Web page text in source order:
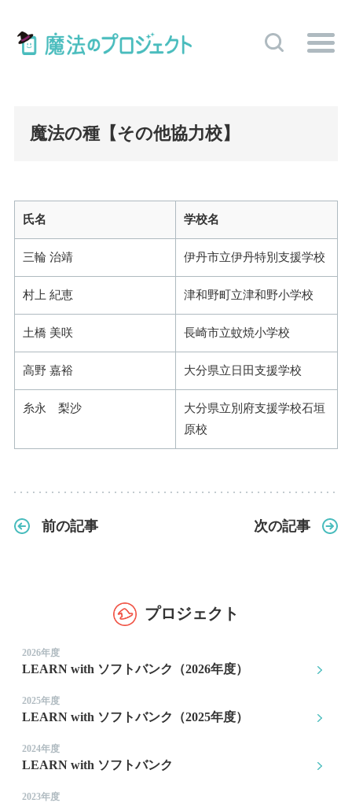
魔法の種【その他協力校】
氏名 学校名
三輪 治靖 伊丹市立伊丹特別支援学校
村上 紀恵 津和野町立津和野小学校
土橋 美咲 長崎市立蚊焼小学校
高野 嘉裕 大分県立日田支援学校
糸永 梨沙
大分県立別府支援学校石垣
原校
前の記事 次の記事
プロジェクト
2026年度
LEARN with ソフトバンク（2026年度）
2025年度
LEARN with ソフトバンク（2025年度）
2024年度
LEARN with ソフトバンク
2023年度